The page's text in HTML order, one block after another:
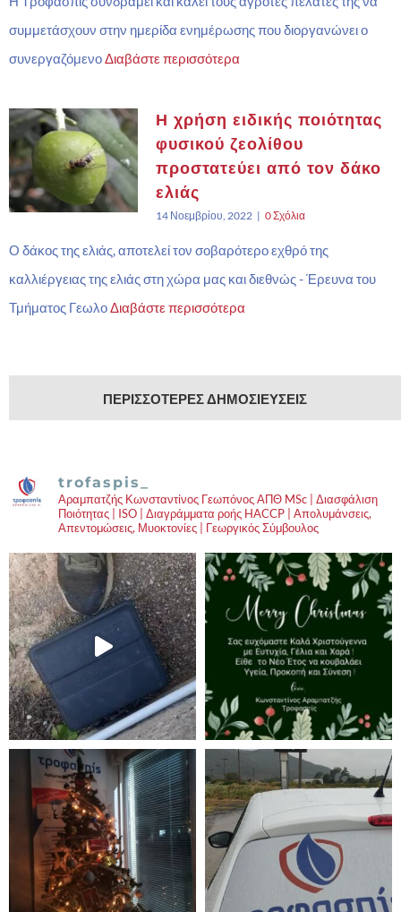
συμμετάσχουν στην ημερίδα ενημέρωσης που διοργανώνει ο
συνεργαζόμενοΔιαβάστε περισσότερα
Η χρήση ειδικής ποιότητας
φυσικού ζεολίθου
προστατεύει από τον δάκο
ελιάς
14 Νοεμβρίου, 2022 | 0 Σχόλια
Ο δάκος της ελιάς, αποτελεί τον σοβαρότερο εχθρό της
καλλιέργειας της ελιάς στη χώρα μας και διεθνώς - Έρευνα του
Τμήματος ΓεωλοΔιαβάστε περισσότερα
ΠΕΡΙΣΣΌΤΕΡΕΣ ΔΗΜΟΣΙΕΎΣΕΙΣ
trofaspis_
Αραμπατζής Κωνσταντίνος Γεωπόνος ΑΠΘ MSc | Διασφάλιση
Ποιότητας | ISO | Διαγράμματα ροής HACCP | Απολυμάνσεις,
Απεντομώσεις, Μυοκτονίες | Γεωργικός Σύμβουλος